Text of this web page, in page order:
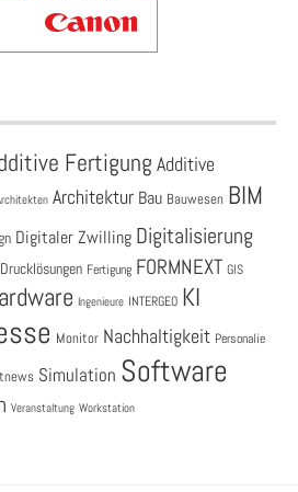
Fertigung Additive
Architektur Bau Bauwesen BIM
Digitaler Zwilling Digitalisierung
Drucklösungen Fertigung FORMNEXT GIS
Ingenieure INTERGEO KI
Monitor Nachhaltigkeit Personalie
Simulation Software
Veranstaltung Workstation